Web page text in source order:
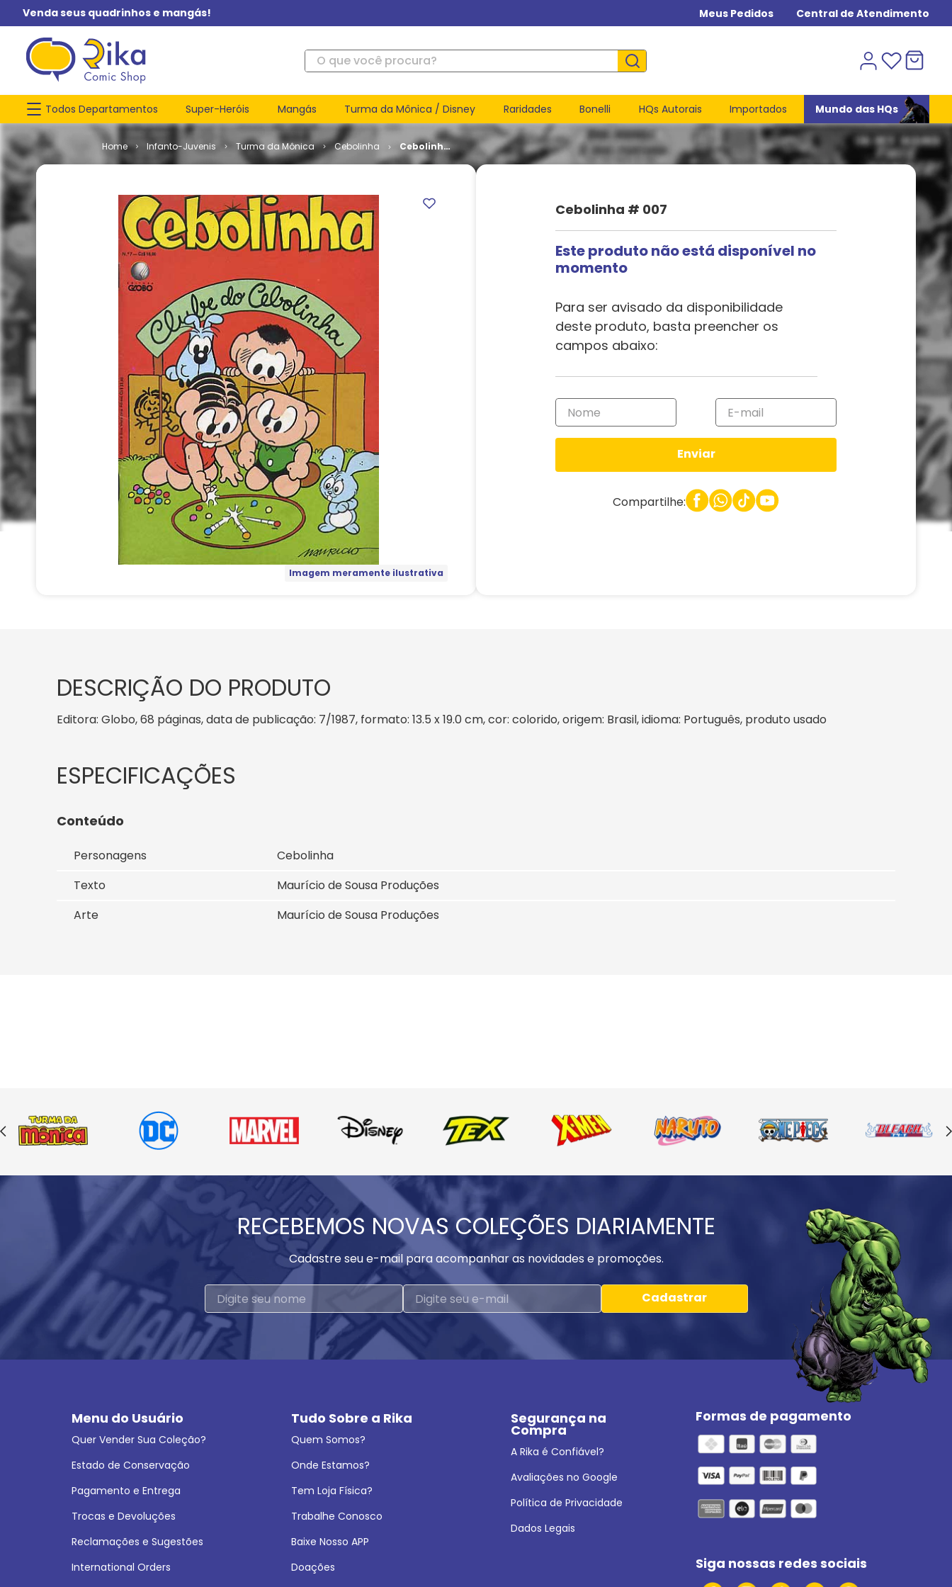
Venda seus quadrinhos e mangás! Meus Pedidos Central de Atendimento
O que você procura?
Todos Departamentos Super-Heróis Mangás Turma da Mônica / Disney Raridades Bonelli HQs Autorais Importados Mundo das HQs
Infanto-Juvenis Turma da Mônica Cebolinha
Cebolinha
# 007
Imagem meramente ilustrativa
Cebolinha # 007
Este produto não está disponível no
momento
Para ser avisado da disponibilidade
deste produto, basta preencher os
campos abaixo:
Enviar
Compartilhe:
DESCRIÇÃO DO PRODUTO
Editora: Globo, 68 páginas, data de publicação: 7/1987, formato: 13.5 x 19.0 cm, cor: colorido, origem: Brasil, idioma: Português, produto usado
Conteúdo
Personagens
Cebolinha
Texto
Maurício de Sousa Produções
Arte
Maurício de Sousa Produções
RECEBEMOS NOVAS COLEÇÕES DIARIAMENTE
Cadastre seu e-mail para acompanhar as novidades e promoções.
Cadastrar
Menu do Usuário
Quer Vender Sua Coleção?
Estado de Conservação
Pagamento e Entrega
Trocas e Devoluções
Reclamações e Sugestões
International Orders
Tudo Sobre a Rika
Quem Somos?
Onde Estamos?
Tem Loja Física?
Trabalhe Conosco
Baixe Nosso APP
Doações
Segurança na
Compra
A Rika é Confiável?
Avaliações no Google
Política de Privacidade
Dados Legais
Formas de pagamento
Siga nossas redes sociais